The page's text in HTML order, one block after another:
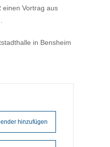
einen Vortrag aus
in Bensheim
hinzufügen